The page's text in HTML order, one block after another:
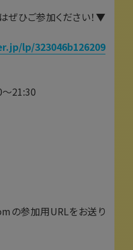
ぜひご参加ください！▼
lp/323046b126209
〜21:30
の参加用URLをお送り